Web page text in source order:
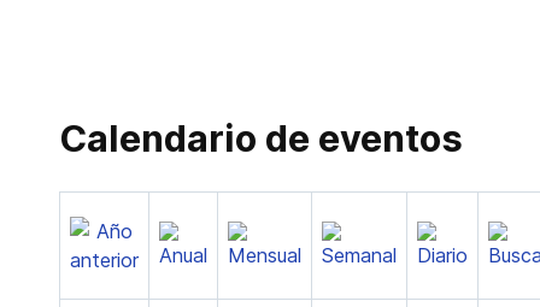
Calendario de eventos